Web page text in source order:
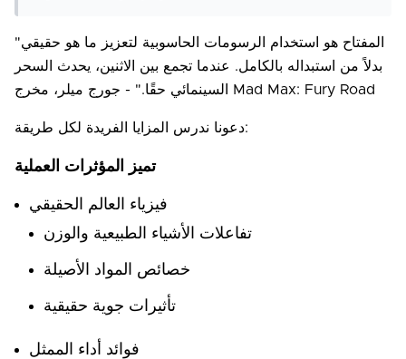
"المفتاح هو استخدام الرسومات الحاسوبية لتعزيز ما هو حقيقي
بدلاً من استبداله بالكامل. عندما تجمع بين الاثنين، يحدث السحر
السينمائي حقًا." - جورج ميلر، مخرج Mad Max: Fury Road
دعونا ندرس المزايا الفريدة لكل طريقة:
تميز المؤثرات العملية
فيزياء العالم الحقيقي
تفاعلات الأشياء الطبيعية والوزن
خصائص المواد الأصيلة
تأثيرات جوية حقيقية
فوائد أداء الممثل